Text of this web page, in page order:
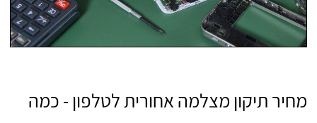
מחיר תיקון מצלמה אחורית לטלפון - כמה